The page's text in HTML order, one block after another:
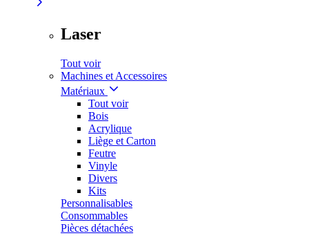
Laser
Tout voir
Machines et Accessoires
Matériaux
Tout voir
Bois
Acrylique
Liège et Carton
Feutre
Vinyle
Divers
Kits
Personnalisables
Consommables
Pièces détachées